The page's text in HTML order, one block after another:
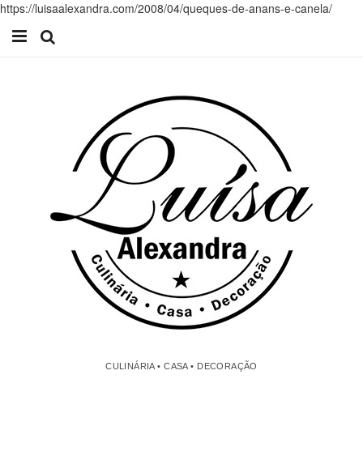
https://luisaalexandra.com/2008/04/queques-de-anans-e-canela/
CULINÁRIA • CASA • DECORAÇÃO